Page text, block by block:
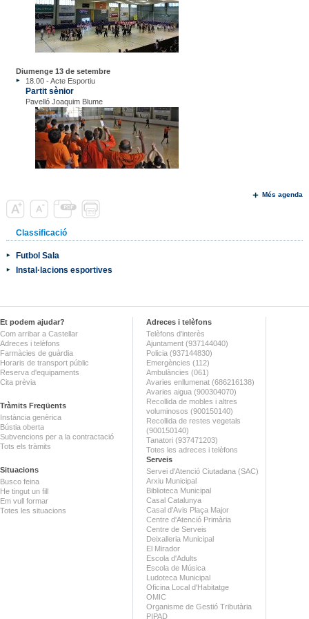
Diumenge 13 de setembre
18.00 - Acte Esportiu
Partit sènior
Pavelló Joaquim Blume
Més agenda
Classificació
Futbol Sala
Instal·lacions esportives
Et podem ajudar?
Com arribar a Castellar
Adreces i telèfons
Farmàcies de guàrdia
Horaris de transport públic
Reserva d'equipaments
Cita prèvia
Tràmits Freqüents
Instància genèrica
Bústia oberta
Subvencions per a la contractació
Tots els tràmits
Situacions
Busco feina
He tingut un fill
Em vull formar
Totes les situacions
Adreces i telèfons
Telèfons d'interès
Ajuntament (937144040)
Policia (937144830)
Emergències (112)
Ambulàncies (061)
Avaries enllumenat (686216138)
Avaries aigua (900304070)
Recollida de mobles i altres
voluminosos (900150140)
Recollida de restes vegetals
(900150140)
Tanatori (937471203)
Totes les adreces i telèfons
Serveis
Servei d'Atenció Ciutadana (SAC)
Arxiu Municipal
Biblioteca Municipal
Casal Catalunya
Casal d'Avis Plaça Major
Centre d'Atenció Primària
Centre de Serveis
Deixalleria Municipal
El Mirador
Escola d'Adults
Escola de Música
Ludoteca Municipal
Oficina Local d'Habitatge
OMIC
Organisme de Gestió Tributària
PIPAD